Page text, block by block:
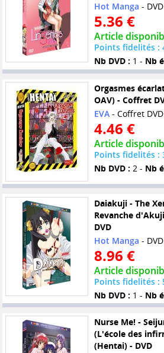
Hot Manga -
5.36 €
Article
Points fidelités :
Nb DVD : 1 - Nb
Orgasmes
OAV) - Coffret
EVA- Coffret
4.46 €
Article
Points fidelités :
Nb DVD : 2 - Nb
Daiakuji - The
Revanche
DVD
Hot Manga -
8.96 €
Article
Points fidelités :
Nb DVD : 1 - Nb
Nurse Me! -
(L'école des
(Hentai) - DVD